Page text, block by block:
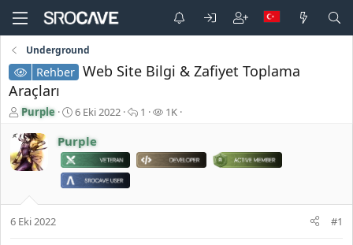
Underground
Rehber Web Site Bilgi & Zafiyet Toplama
Araçları
K
n
b
u
a
Purple
B
ş
l
a
n
6 Eki 2022
C
a
p
1
G
ü
n
1K
Purple
6 Eki 2022 #1